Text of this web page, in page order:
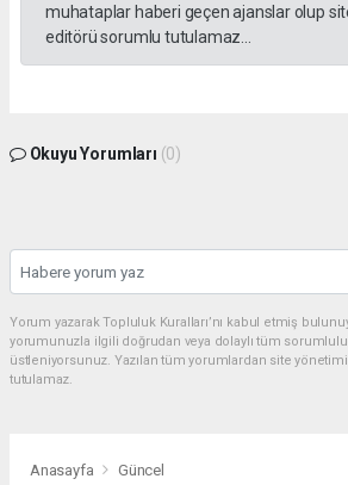
muhataplar haberi geçen ajanslar olup
editörü sorumlu tutulamaz...
Okuyu Yorumları (0)
Yorum yazarak Topluluk Kuralları’nı kabul etmiş
yorumunuzla ilgili doğrudan veya dolaylı tüm
üstleniyorsunuz. Yazılan tüm yorumlardan site
tutulamaz.
Anasayfa Güncel